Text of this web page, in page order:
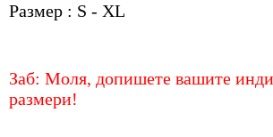
Размер : S - XL
Заб: Моля, допишете вашите
размери!